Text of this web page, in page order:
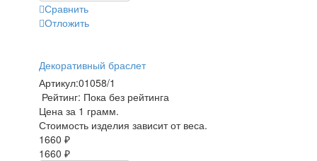
Сравнить
Отложить
Декоративный браслет
Артикул:01058/1
Рейтинг: Пока без рейтинга
Цена за 1 грамм.
Стоимость изделия зависит от веса.
1660 ₽
1660 ₽